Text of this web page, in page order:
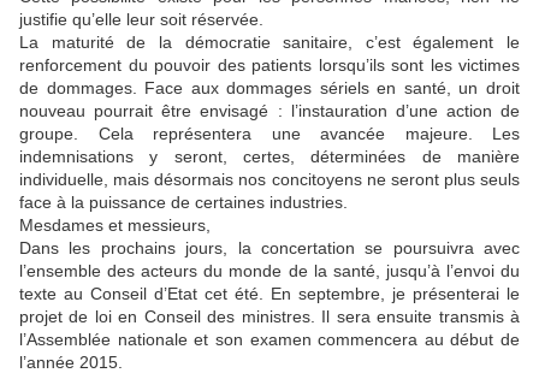
justifie qu’elle leur soit réservée.
La maturité de la démocratie sanitaire, c’est également le
renforcement du pouvoir des patients lorsqu’ils sont les victimes
de dommages. Face aux dommages sériels en santé, un droit
nouveau pourrait être envisagé : l’instauration d’une action de
groupe. Cela représentera une avancée majeure. Les
indemnisations y seront, certes, déterminées de manière
individuelle, mais désormais nos concitoyens ne seront plus seuls
face à la puissance de certaines industries.
Mesdames et messieurs,
Dans les prochains jours, la concertation se poursuivra avec
l’ensemble des acteurs du monde de la santé, jusqu’à l’envoi du
texte au Conseil d’Etat cet été. En septembre, je présenterai le
projet de loi en Conseil des ministres. Il sera ensuite transmis à
l’Assemblée nationale et son examen commencera au début de
l’année 2015.